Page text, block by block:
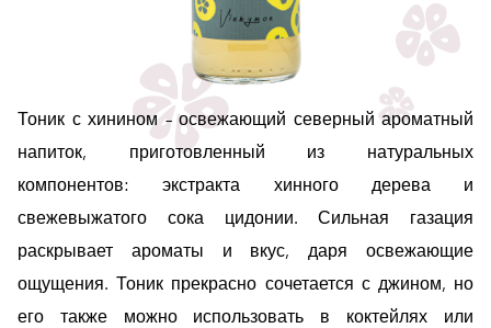
Тоник с хинином – освежающий северный ароматный
напиток, приготовленный из натуральных
компонентов: экстракта хинного дерева и
свежевыжатого сока цидонии. Сильная газация
раскрывает ароматы и вкус, даря освежающие
ощущения. Тоник прекрасно сочетается с джином, но
его также можно использовать в коктейлях или